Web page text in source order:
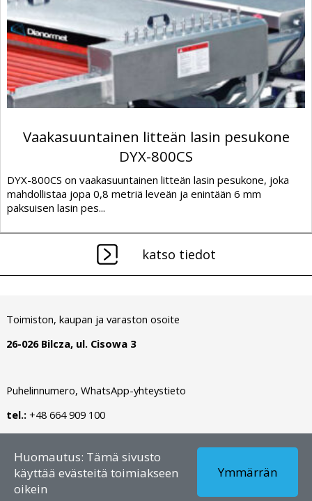
Vaakasuuntainen litteän lasin pesukone
DYX-800CS
DYX-800CS on vaakasuuntainen litteän lasin pesukone, joka
mahdollistaa jopa 0,8 metriä leveän ja enintään 6 mm
paksuisen lasin pes...
katso tiedot
Toimiston, kaupan ja varaston osoite
26-026 Bilcza, ul. Cisowa 3
Puhelinnumero, WhatsApp-yhteystieto
tel.:+48 664 909 100
Tekijänoikeus © 2026 - FI – Dianormet - Kaikki oikeudet
pidätetään
Huomautus: Tämä sivusto
käyttää evästeitä toimiakseen
oikein
Ymmärrän